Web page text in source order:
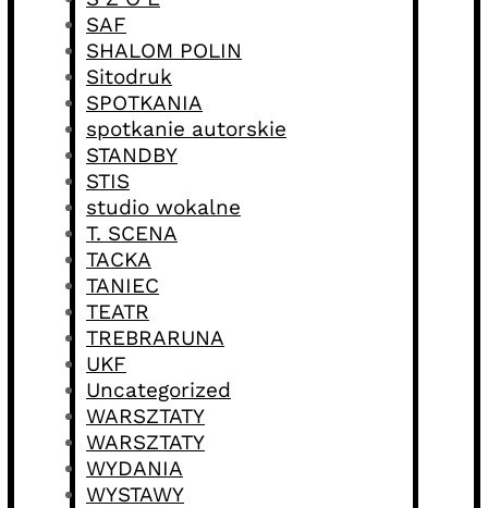
SAF
SHALOM POLIN
Sitodruk
SPOTKANIA
spotkanie autorskie
STANDBY
STIS
studio wokalne
T. SCENA
TACKA
TANIEC
TEATR
TREBRARUNA
UKF
Uncategorized
WARSZTATY
WARSZTATY
WYDANIA
WYSTAWY